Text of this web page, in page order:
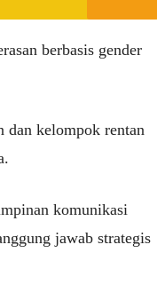
berbasis gender
dan kelompok rentan
komunikasi
jawab strategis